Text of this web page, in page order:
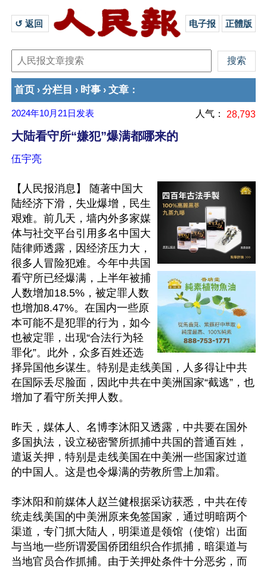
↺ 返回 电子报 正體版
首页 › 分栏目 › 时事 › 文章 ：
2024年10月21日 发表 人气： 28,793
大陆看守所“嫌犯”爆满都哪来的
伍宇亮
【人民报消息】 随著中国大
陆经济下滑，失业爆增，民生
艰难。前几天，墙内外多家媒
体与社交平台引用多名中国大
陆律师透露，因经济压力大，
很多人冒险犯难。今年中共国
看守所已经爆满，上半年被捕
人数增加18.5%，被定罪人数
也增加8.47%。在国内一些原
本可能不是犯罪的行为，如今
也被定罪，出现“合法行为轻
罪化”。此外，众多百姓还选
择异国他乡谋生。特别是走线美国，人多得让中共
在国际丢尽脸面，因此中共在中美洲国家“截逃”，也
增加了看守所关押人数。
昨天，媒体人、名博李沐阳又透露，中共要在国外
多国执法，设立秘密警所抓捕中共国的普通百姓，
遣返关押，特别是走线美国在中美洲一些国家过道
的中国人。这是也令爆满的劳教所雪上加霜。
李沐阳和前媒体人赵兰健根据采访获悉，中共在传
统走线美国的中美洲原来免签国家，通过明暗两个
渠道，专门抓大陆人，明渠道是领馆（使馆）出面
与当地一些所谓爱国侨团组织合作抓捕，暗渠道与
当地官员合作抓捕。由于关押处条件十分恶劣，而